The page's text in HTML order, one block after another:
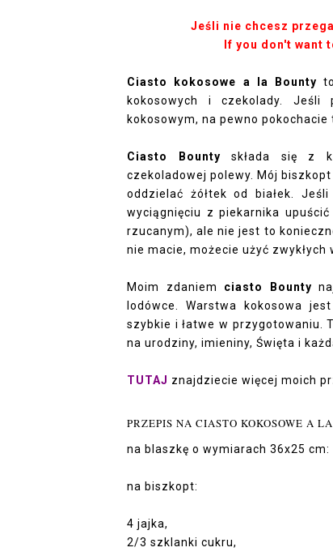
Jeśli nie chcesz
If you don't want
Ciasto kokosowe a la Bounty
kokosowych i czekolady. Jeśli
kokosowym, na pewno pokochacie
Ciasto Bounty składa się z
czekoladowej polewy. Mój
oddzielać żółtek od białek.
wyciągnięciu z piekarnika
rzucanym), ale nie jest to
nie macie, możecie użyć zwykłych
Moim zdaniem ciasto Bounty
lodówce. Warstwa kokosowa
szybkie i łatwe w przygotowaniu.
na urodziny, imieniny, Święta i
TUTAJ znajdziecie więcej moich
PRZEPIS NA CIASTO KOKOSOWE A
na blaszkę o wymiarach 36x25 cm:
na biszkopt:
4 jajka,
2/3 szklanki cukru,